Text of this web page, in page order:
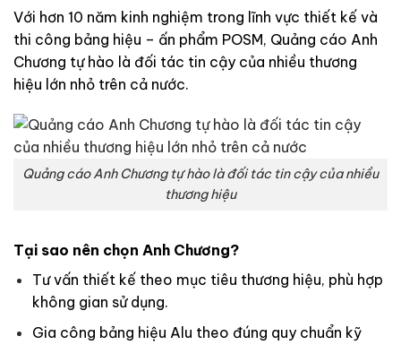
Với hơn 10 năm kinh nghiệm trong lĩnh vực thiết kế và
thi công bảng hiệu – ấn phẩm POSM, Quảng cáo Anh
Chương tự hào là đối tác tin cậy của nhiều thương
hiệu lớn nhỏ trên cả nước.
Quảng cáo Anh Chương tự hào là đối tác tin cậy của nhiều
thương hiệu
Tại sao nên chọn Anh Chương?
Tư vấn thiết kế theo mục tiêu thương hiệu, phù hợp
không gian sử dụng.
Gia công bảng hiệu Alu theo đúng quy chuẩn kỹ